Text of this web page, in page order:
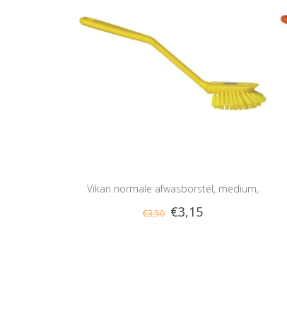
Vikan normale afwasborstel, medium,
€3,50 €3,15